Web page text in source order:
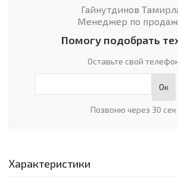
Гайнутдинов
Менеджер по
Помогу подобрать
Оставьте свой
Ок
Позвоню через 30 сек
Характеристики